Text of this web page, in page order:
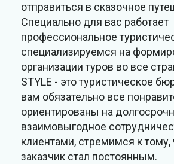
отправиться в сказочное
Специально для вас работает
профессиональное
специализируемся на
организации туров во все
STYLE - это туристическое
вам обязательно все
ориентированы на
взаимовыгодное
клиентами, стремимся к
заказчик стал постоянным.